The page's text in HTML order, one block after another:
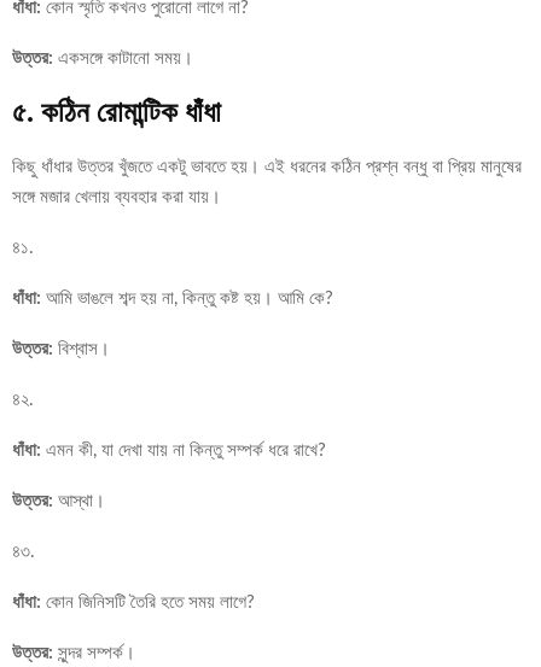
ধাঁধা: কোন স্মৃতি কখনও পুরোনো লাগে না?
উত্তর: একসঙ্গে কাটানো সময়।
৫. কঠিন রোমান্টিক ধাঁধা
কিছু ধাঁধার উত্তর খুঁজতে একটু ভাবতে হয়। এই ধরনের কঠিন প্রশ্ন বন্ধু বা প্রিয় মানুষের
সঙ্গে মজার খেলায় ব্যবহার করা যায়।
৪১.
ধাঁধা: আমি ভাঙলে শব্দ হয় না, কিন্তু কষ্ট হয়। আমি কে?
উত্তর: বিশ্বাস।
৪২.
ধাঁধা: এমন কী, যা দেখা যায় না কিন্তু সম্পর্ক ধরে রাখে?
উত্তর: আস্থা।
৪৩.
ধাঁধা: কোন জিনিসটি তৈরি হতে সময় লাগে?
উত্তর: সুন্দর সম্পর্ক।